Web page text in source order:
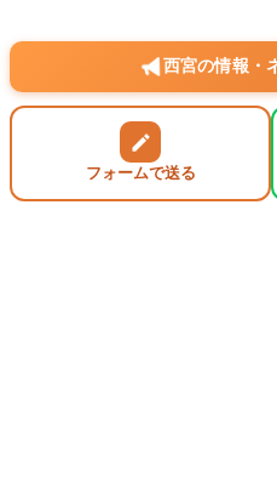
西宮の情報・
フォームで送る